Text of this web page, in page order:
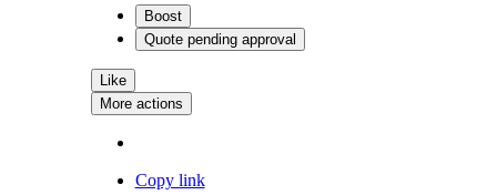
Boost
Quote pending approval
Like
More actions
Copy link